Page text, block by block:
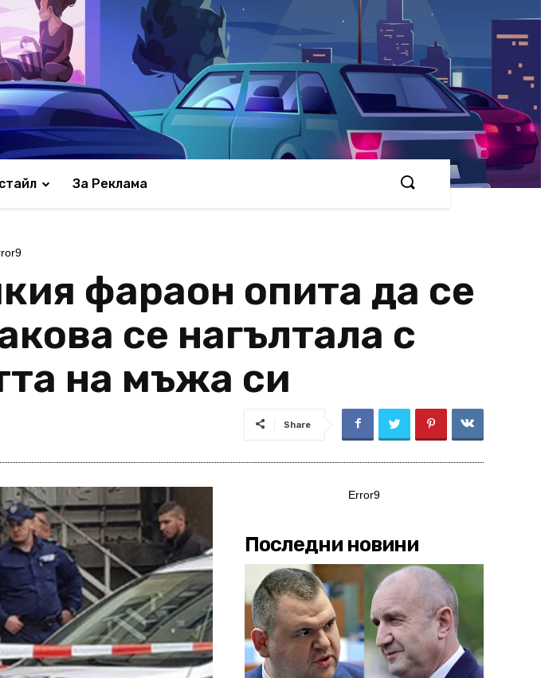
За Реклама
фараон опита да се
се нагълтала с
на мъжа си
Share
Error9
Последни новини